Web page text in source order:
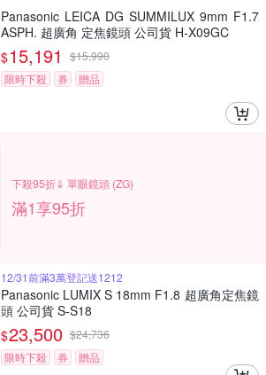
Panasonic LEICA DG SUMMILUX 9mm F1.7
ASPH. 超廣角 定焦鏡頭 公司貨 H-X09GC
$15,191 $15,990
限時下殺
券 贈品
下殺95折⇓ 單眼鏡頭 (ZG)
滿1享95折
12/31前滿3萬登記送1212
Panasonic LUMIX S 18mm F1.8 超廣角定焦鏡
頭 公司貨 S-S18
$23,500 $24,736
限時下殺
券 贈品